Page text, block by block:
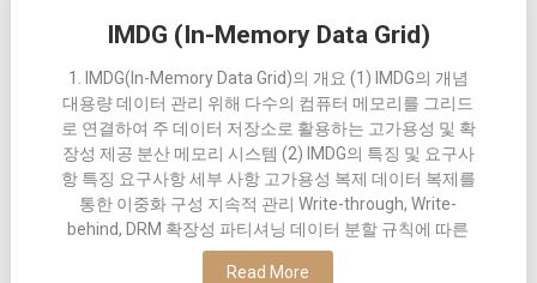
IMDG (In-Memory Data Grid)
1. IMDG(In-Memory Data Grid)의 개요 (1) IMDG의 개념
대용량 데이터 관리 위해 다수의 컴퓨터 메모리를 그리드
로 연결하여 주 데이터 저장소로 활용하는 고가용성 및 확
장성 제공 분산 메모리 시스템 (2) IMDG의 특징 및 요구사
항 특징 요구사항 세부 사항 고가용성 복제 데이터 복제를
통한 이중화 구성 지속적 관리 Write-through, Write-
behind, DRM 확장성 파티셔닝 데이터 분할 규칙에 따른
Read More